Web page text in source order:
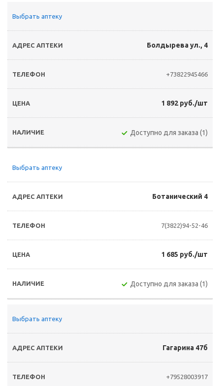
Выбрать аптеку
Болдырева ул., 4
+73822945466
1 892 руб./шт
Доступно для заказа (1)
Выбрать аптеку
Ботанический 4
7(3822)94-52-46
1 685 руб./шт
Доступно для заказа (1)
Выбрать аптеку
Гагарина 47б
+79528003917